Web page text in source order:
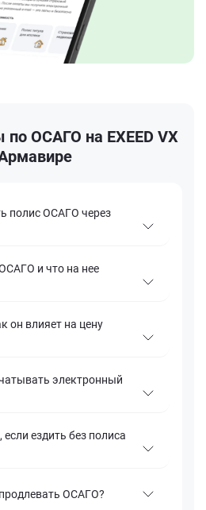
ОСАГО на EXEED VX
полис ОСАГО через
и что на нее
он влияет на цену
электронный
ездить без полиса
ОСАГО?